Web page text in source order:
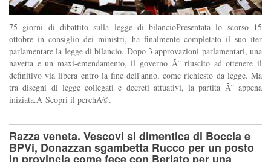
75 giorni di dibattito sulla legge di bilancioPresentata lo scorso 15
ottobre in consiglio dei ministri, ha finalmente completato il suo iter
parlamentare la legge di bilancio. Dopo 3 approvazioni parlamentari, una
navetta e un maxi-emendamento, il governo Ã¨ riuscito ad ottenere il
definitivo via libera entro la fine dell'anno, come richiesto da legge. Ma
tra disegni di legge collegati e decreti attuativi, la partita Ã¨ appena
iniziata.Â Scopri il perchÃ©.
Razza veneta. Vescovi si dimentica di Boccia e
BPVi, Donazzan sgambetta Rucco per un posto
in provincia come fece con Berlato per una